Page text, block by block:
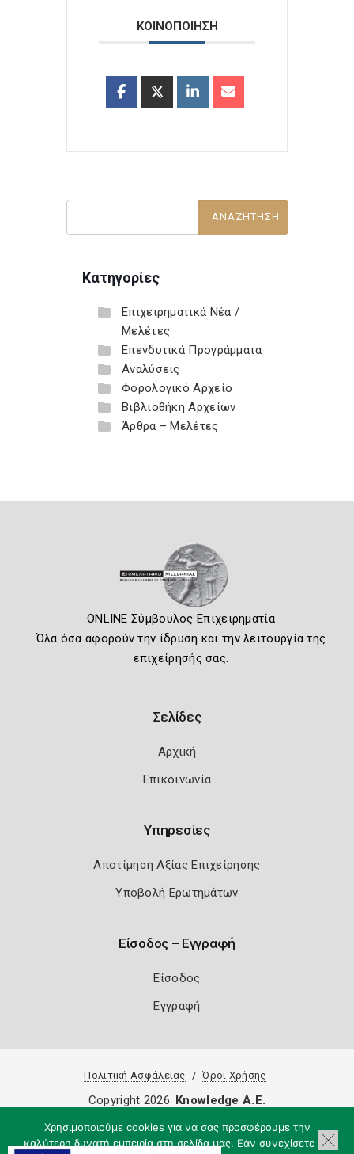
ΚΟΙΝΟΠΟΙΗΣΗ
Κατηγορίες
Επιχειρηματικά Νέα /
Μελέτες
Επενδυτικά Προγράμματα
Αναλύσεις
Φορολογικό Αρχείο
Βιβλιοθήκη Αρχείων
Άρθρα – Μελέτες
ONLINE Σύμβουλος Επιχειρηματία
Όλα όσα αφορούν την ίδρυση και την λειτουργία της
επιχείρησής σας.
Σελίδες
Αρχική
Επικοινωνία
Υπηρεσίες
Αποτίμηση Αξίας Επιχείρησης
Υποβολή Ερωτημάτων
Είσοδος – Εγγραφή
Είσοδος
Εγγραφή
Πολιτική Ασφάλειας Όροι Χρήσης
Χρησιμοποιούμε cookies για να σας προσφέρουμε την
καλύτερη δυνατή εμπειρία στη σελίδα μας. Εάν συνεχίσετε να
Copyright 2026 Knowledge A.E.